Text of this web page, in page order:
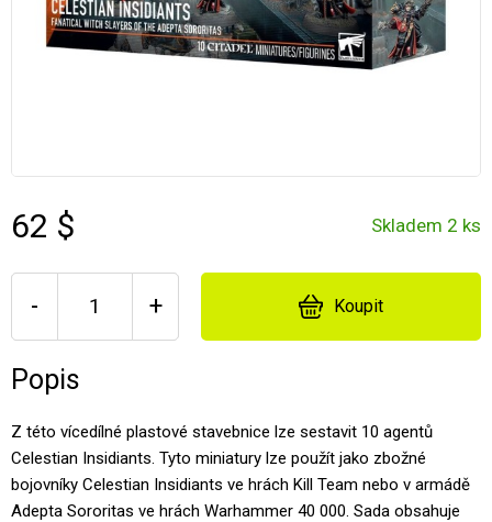
62 $ Skladem 2 ks
- + Koupit
Popis
Z této vícedílné plastové stavebnice lze sestavit 10 agentů
Celestian Insidiants. Tyto miniatury lze použít jako zbožné
bojovníky Celestian Insidiants ve hrách Kill Team nebo v armádě
Adepta Sororitas ve hrách Warhammer 40 000. Sada obsahuje